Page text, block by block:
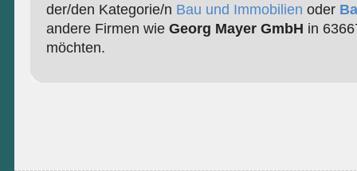
der/den Kategorie/n Bau und Immobilien oder
andere Firmen wie Georg Mayer GmbH in
möchten.